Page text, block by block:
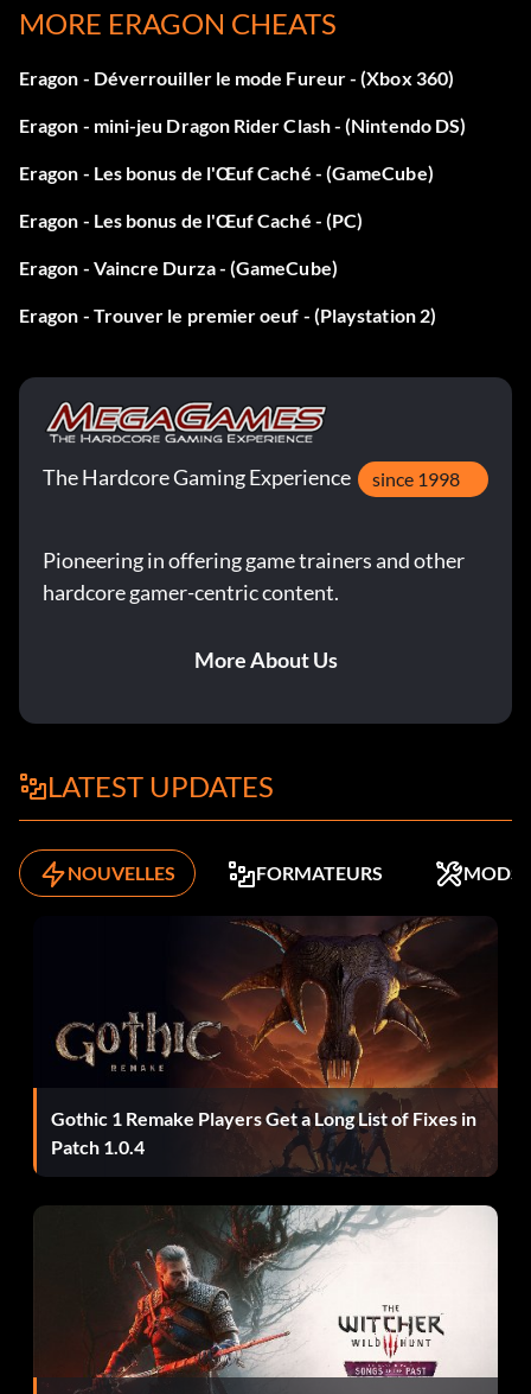
MORE ERAGON CHEATS
Eragon - Déverrouiller le mode Fureur - (Xbox 360)
Eragon - mini-jeu Dragon Rider Clash - (Nintendo DS)
Eragon - Les bonus de l'Œuf Caché - (GameCube)
Eragon - Les bonus de l'Œuf Caché - (PC)
Eragon - Vaincre Durza - (GameCube)
Eragon - Trouver le premier oeuf - (Playstation 2)
The Hardcore Gaming Experience since 1998
Pioneering in offering game trainers and other
hardcore gamer-centric content.
More About Us
LATEST UPDATES
NOUVELLES FORMATEURS MODS
Gothic 1 Remake Players Get a Long List of Fixes in
Patch 1.0.4